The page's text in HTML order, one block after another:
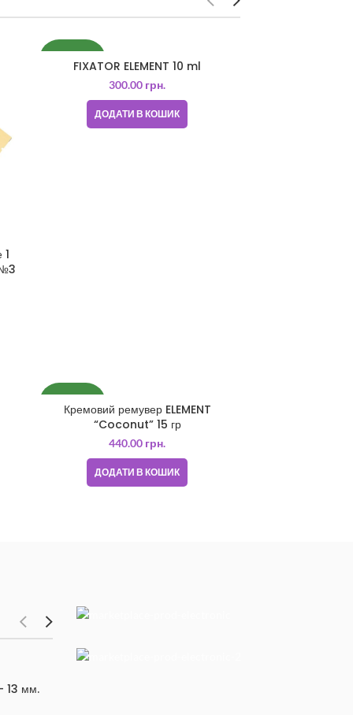
1
FIXATOR ELEMENT 10 ml
300.00 грн.
ДОДАТИ В КОШИК
Кремовий ремувер ELEMENT
“Coconut” 15 гр
440.00 грн.
ДОДАТИ В КОШИК
13 мм.